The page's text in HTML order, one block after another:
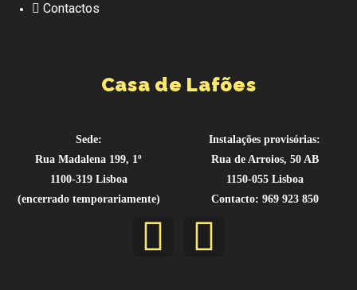
Contactos
Casa de Lafões
Sede:
Rua Madalena 199, 1º
1100-319 Lisboa
(encerrado temporariamente)
Instalações provisórias:
Rua de Arroios, 50 AB
1150-055 Lisboa
Contacto: 969 923 850